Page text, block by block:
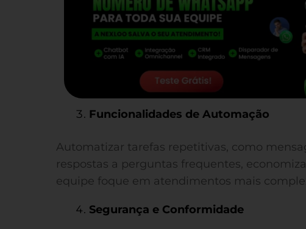
Funcionalidades de Automação
Automatizar tarefas repetitivas, como
respostas a perguntas frequentes,
equipe foque em atendimentos mais
Segurança e Conformidade